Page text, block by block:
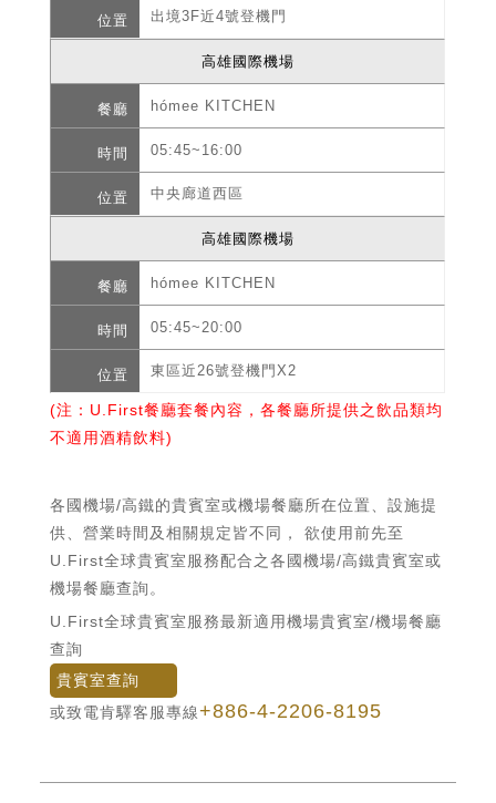
出境3F近4號登機門
高雄國際機場
hómee KITCHEN
05:45~16:00
中央廊道西區
高雄國際機場
hómee KITCHEN
05:45~20:00
東區近26號登機門X2
(注：U.First餐廳套餐內容，各餐廳所提供之飲品類均
不適用酒精飲料)
各國機場/高鐵的貴賓室或機場餐廳所在位置、設施提
供、營業時間及相關規定皆不同， 欲使用前先至
U.First全球貴賓室服務配合之各國機場/高鐵貴賓室或
機場餐廳查詢。
U.First全球貴賓室服務最新適用機場貴賓室/機場餐廳
查詢
貴賓室查詢
或致電肯驛客服專線+886-4-2206-8195